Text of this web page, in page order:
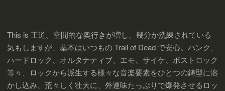
This is 王道。空間的な奥行きが増し、幾分か洗練されている
気もしますが、基本はいつもの Trail of Dead で安心。パンク、
ハードロック、 オルタナティブ、エモ、サイケ、ポストロック
等々、ロックから派生する様々な音楽要素をひとつの鋳型に溶
かし込み、荒々しく壮大に、外連味たっぷりで爆発させるロッ